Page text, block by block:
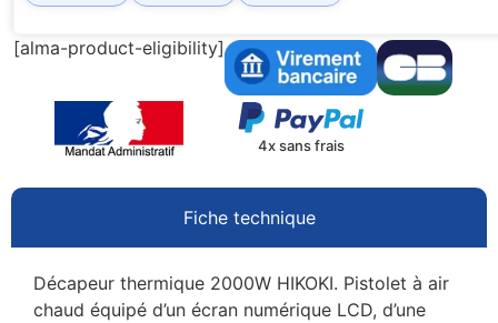
[alma-product-eligibility]
4x sans frais
Fiche technique
Décapeur thermique 2000W HIKOKI. Pistolet à air
chaud équipé d’un écran numérique LCD, d’une